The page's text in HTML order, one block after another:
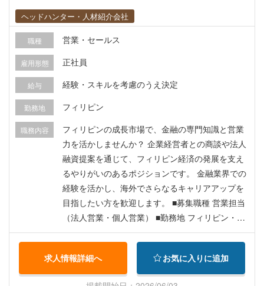
推進。 ・失注分析・改善施策の実行（提案内容、
価格、プロセス、競合など）。 ▼売上・収益に直
結するマネジメント（数字責任を明確化） ・新規
行額、粗利等）の設計・レポーティング、予算配
分・外部ベンダー管理を含めた実行体制の構築
フ3～4名のマネジメント。 ＜募集背景＞ 営業部
門強化およびローカライゼーション化に伴う増員
募集となります。 ＜魅力ポイント＞ 金融商品に対
するソリューションだけでなく「顧客の投資・資
金調達課題の解決」として市場に届けるためのマ
ーケティングを統括、リード獲得〜案件化（営業
連携）〜継続取引（リテンション）までBtoBファ
ネル全体を設計・運用し、収益に直結するマーケ
C／LTV／CVRなどの主要指標を改善し、成長を牽
引（データドリブンなグロース視点）していただ
きます。
ヘッドハンター・人材紹介会社
職種 営業・セールス
雇用形態 正社員
給与 経験・スキルを考慮のうえ決定
勤務地 フィリピン
職務内容
フィリピンの成長市場で、金融の専門知識と営業
力を活かしませんか？ 企業経営者との商談や法人
融資提案を通じて、フィリピン経済の発展を支え
るやりがいのあるポジションです。 金融業界での
経験を活かし、海外でさらなるキャリアアップを
目指したい方を歓迎します。 ■募集職種 営業担当
（法人営業・個人営業） ■勤務地 フィリピン・マ
カティ マニラ首都圏のビジネス中心地であり、多
くの外資系企業や日系企業が集まるエリアです。
■仕事内容 金融商品の提案営業および顧客関係構
築を担当していただきます。 【法人営業（Corpor
求人情報詳細へ お気に入りに追加